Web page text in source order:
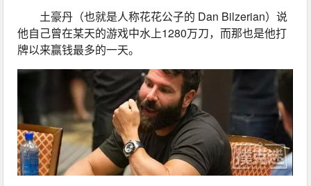
土豪丹（也就是人称花花公子的 Dan Bilzerian）说
他自己曾在某天的游戏中水上1280万刀，而那也是他打
牌以来赢钱最多的一天。